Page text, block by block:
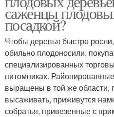
саженцы
посадкой?
Чтобы деревья быстро
обильно плодоносили,
специализированных
питомниках.
выращены в той же области,
высаживать, приживутся
собратья, привезенные с